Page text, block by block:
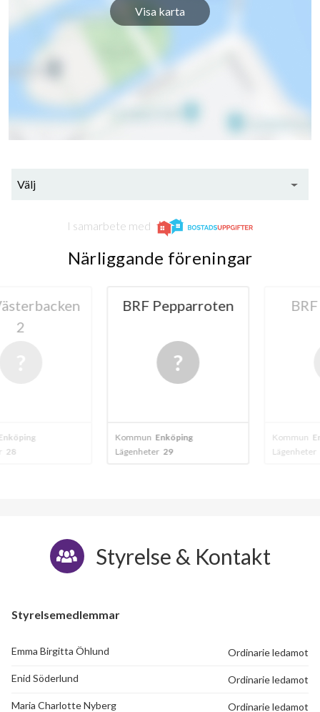
Visa karta
Välj
I samarbete med
Närliggande föreningar
BRF Pepparroten
Kommun Enköping
Lägenheter 29
BRF
Kommun
Lägenheter 55
Styrelse & Kontakt
Styrelsemedlemmar
Emma Birgitta Öhlund Ordinarie ledamot
Enid Söderlund Ordinarie ledamot
Maria Charlotte Nyberg Ordinarie ledamot